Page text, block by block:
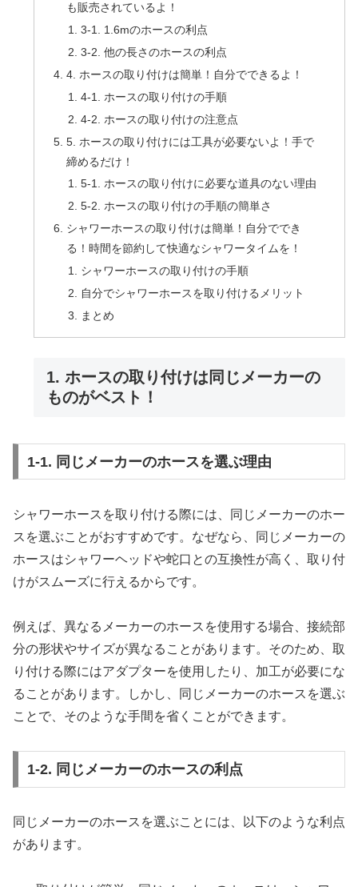
も販売されているよ！
3-1. 1.6mのホースの利点
3-2. 他の長さのホースの利点
4. ホースの取り付けは簡単！自分でできるよ！
4-1. ホースの取り付けの手順
4-2. ホースの取り付けの注意点
5. ホースの取り付けには工具が必要ないよ！手で
締めるだけ！
5-1. ホースの取り付けに必要な道具のない理由
5-2. ホースの取り付けの手順の簡単さ
シャワーホースの取り付けは簡単！自分ででき
る！時間を節約して快適なシャワータイムを！
シャワーホースの取り付けの手順
自分でシャワーホースを取り付けるメリット
まとめ
1. ホースの取り付けは同じメーカーの
ものがベスト！
1-1. 同じメーカーのホースを選ぶ理由
シャワーホースを取り付ける際には、同じメーカーのホー
スを選ぶことがおすすめです。なぜなら、同じメーカーの
ホースはシャワーヘッドや蛇口との互換性が高く、取り付
けがスムーズに行えるからです。
例えば、異なるメーカーのホースを使用する場合、接続部
分の形状やサイズが異なることがあります。そのため、取
り付ける際にはアダプターを使用したり、加工が必要にな
ることがあります。しかし、同じメーカーのホースを選ぶ
ことで、そのような手間を省くことができます。
1-2. 同じメーカーのホースの利点
同じメーカーのホースを選ぶことには、以下のような利点
があります。